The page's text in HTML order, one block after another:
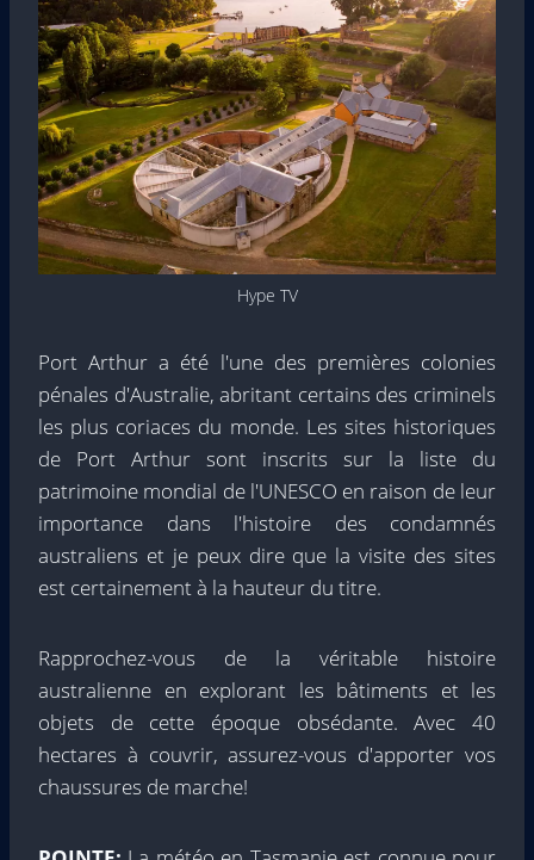
Hype TV
Port Arthur a été l'une des premières colonies
pénales d'Australie, abritant certains des criminels
les plus coriaces du monde. Les sites historiques
de Port Arthur sont inscrits sur la liste du
patrimoine mondial de l'UNESCO en raison de leur
importance dans l'histoire des condamnés
australiens et je peux dire que la visite des sites
est certainement à la hauteur du titre.
Rapprochez-vous de la véritable histoire
australienne en explorant les bâtiments et les
objets de cette époque obsédante. Avec 40
hectares à couvrir, assurez-vous d'apporter vos
chaussures de marche!